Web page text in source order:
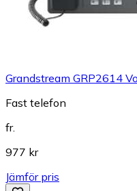
Grandstream GRP2614
Fast telefon
fr.
977 kr
Jämför pris